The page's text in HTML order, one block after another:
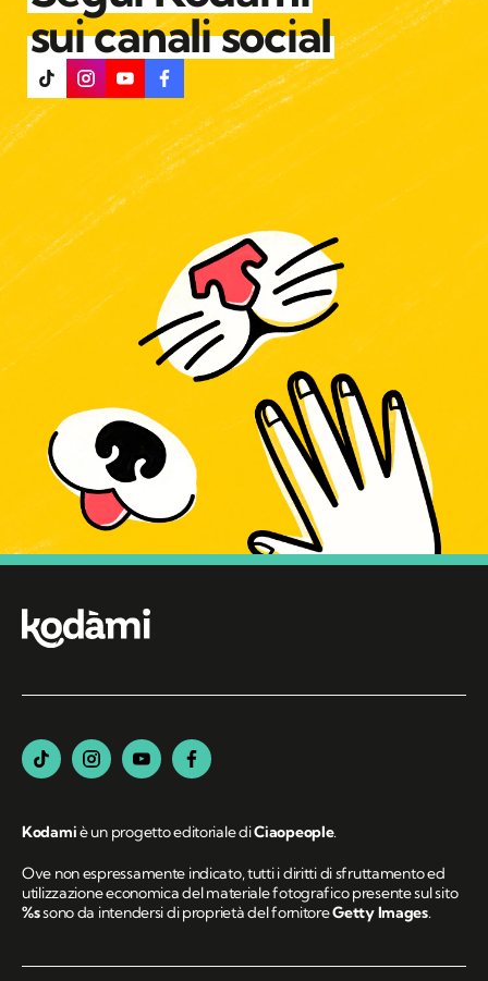
sui canali social
Kodamiè un progetto editoriale diCiaopeople.
Ove non espressamente indicato, tutti i diritti di sfruttamento ed
utilizzazione economica del materiale fotografico presente sul sito
%ssono da intendersi di proprietà del fornitoreGetty Images.